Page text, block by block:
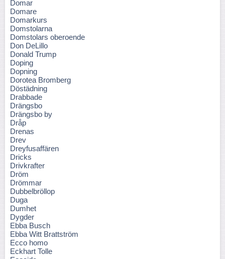
Domar
Domare
Domarkurs
Domstolarna
Domstolars oberoende
Don DeLillo
Donald Trump
Doping
Dopning
Dorotea Bromberg
Döstädning
Drabbade
Drängsbo
Drängsbo by
Dråp
Drenas
Drev
Dreyfusaffären
Dricks
Drivkrafter
Dröm
Drömmar
Dubbelbröllop
Duga
Dumhet
Dygder
Ebba Busch
Ebba Witt Brattström
Ecco homo
Eckhart Tolle